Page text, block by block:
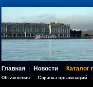
Главная Новости Каталог
Объявления Справка организаций